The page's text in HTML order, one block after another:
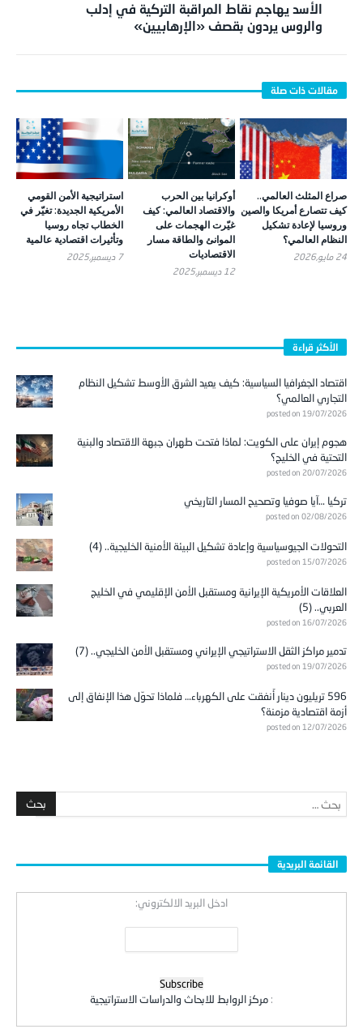
الأسد يهاجم نقاط المراقبة التركية في إدلب
والروس يردون بقصف «الإرهابيين»
صراع المثلث العالمي..
كيف تتصارع أمريكا والصين
وروسيا لإعادة تشكيل
النظام العالمي؟
24 مايو,2026
أوكرانيا بين الحرب
والاقتصاد العالمي: كيف
غيّرت الهجمات على
الموانئ والطاقة مسار
الاقتصاديات
12 ديسمبر,2025
استراتيجية الأمن القومي
الأمريكية الجديدة: تغيّر في
الخطاب تجاه روسيا
وتأثيرات اقتصادية عالمية
7 ديسمبر,2025
الأكثر قراءة
اقتصاد الجغرافيا السياسية: كيف يعيد الشرق الأوسط تشكيل النظام
التجاري العالمي؟
posted on 19/07/2026
هجوم إيران على الكويت: لماذا فتحت طهران جبهة الاقتصاد والبنية
التحتية في الخليج؟
posted on 20/07/2026
تركيا …آيا صوفيا وتصحيح المسار التاريخي
posted on 02/08/2026
التحولات الجيوسياسية وإعادة تشكيل البيئة الأمنية الخليجية.. (4)
posted on 15/07/2026
العلاقات الأمريكية الإيرانية ومستقبل الأمن الإقليمي في الخليج
العربي.. (5)
posted on 16/07/2026
تدمير مراكز الثقل الاستراتيجي الإيراني ومستقبل الأمن الخليجي.. (7)
posted on 19/07/2026
596 تريليون دينار أُنفقت على الكهرباء… فلماذا تحوّل هذا الإنفاق إلى
أزمة اقتصادية مزمنة؟
posted on 12/07/2026
القائمة البريدية
ادخل البريد الالكتروني:
: مركز الروابط للابحاث والدراسات الاستراتيجية